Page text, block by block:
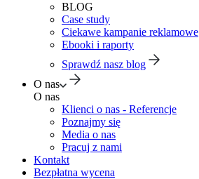
BLOG
Case study
Ciekawe kampanie reklamowe
Ebooki i raporty
Sprawdź nasz blog
O nas
O nas
Klienci o nas - Referencje
Poznajmy się
Media o nas
Pracuj z nami
Kontakt
Bezpłatna wycena